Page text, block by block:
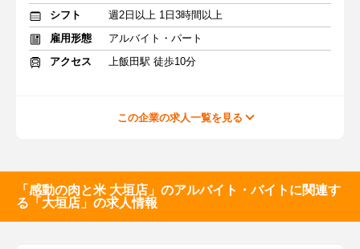
シフト
週2日以上 1日3時間以上
雇用形態
アルバイト・パート
アクセス
上飯田駅 徒歩10分
この企業の求人一覧を見る
「感動の肉と米 大垣店」のアルバイト・バイトに関連す
る「大垣店」の求人情報